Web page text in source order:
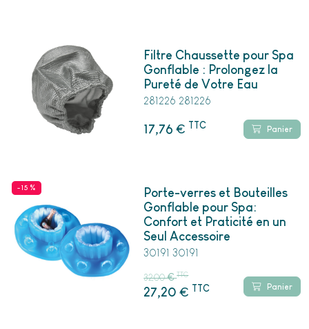
Filtre Chaussette pour Spa
Gonflable : Prolongez la
Pureté de Votre Eau
281226 281226
17,76€ TTC Panier
- 15 %
Porte-verres et Bouteilles
Gonflable pour Spa:
Confort et Praticité en un
Seul Accessoire
30191 30191
32,00€ TTC
27,20€ TTC Panier